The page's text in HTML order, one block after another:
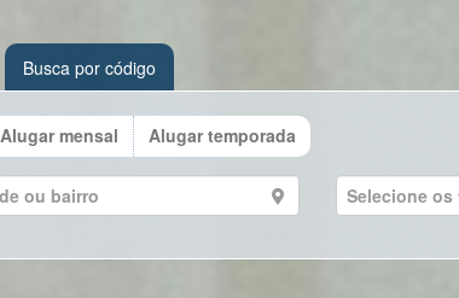
Busca por código
Alugar mensal Alugar temporada